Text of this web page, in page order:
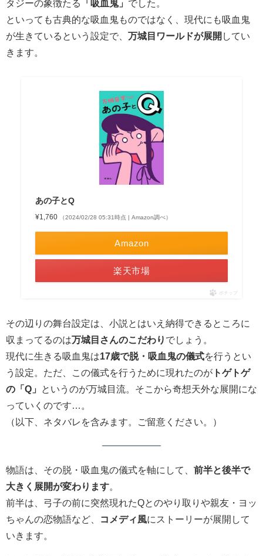
タジーの象徴たる 「吸血鬼」 でした。
といっても古典的な吸血鬼ものではなく、現代にも吸血鬼
が生きているという設定で、 万城目ワールドが展開 してい
きます。
あの子とQ
¥1,760 （2024/02/28 05:31時点 | Amazon調べ）
Amazon
楽天市場
ポチップ
その辺りの舞台設定は、小説とはいえ納得できるところに
収まってるのは万城目さんのこだわり でしょう。
現代に生きる吸血鬼は17歳で脱・吸血鬼の儀式を行うとい
う設定。ただ、この儀式を行うために現れたのが トゲトゲ
の「Q」
というのが万城目流。そこから奇想天外な展開にな
っていくのです…。
（以下、ネタバレを含みます。ご留意ください。）
物語は、その脱・吸血鬼の儀式を軸にして、 前半と後半で
大きく展開が変わります。
前半は、弓子の前に突然現れたQとのやり取りや親友・ヨッ
ちゃんの恋物語など、
コメディ風にストーリーが展開して
いきます。